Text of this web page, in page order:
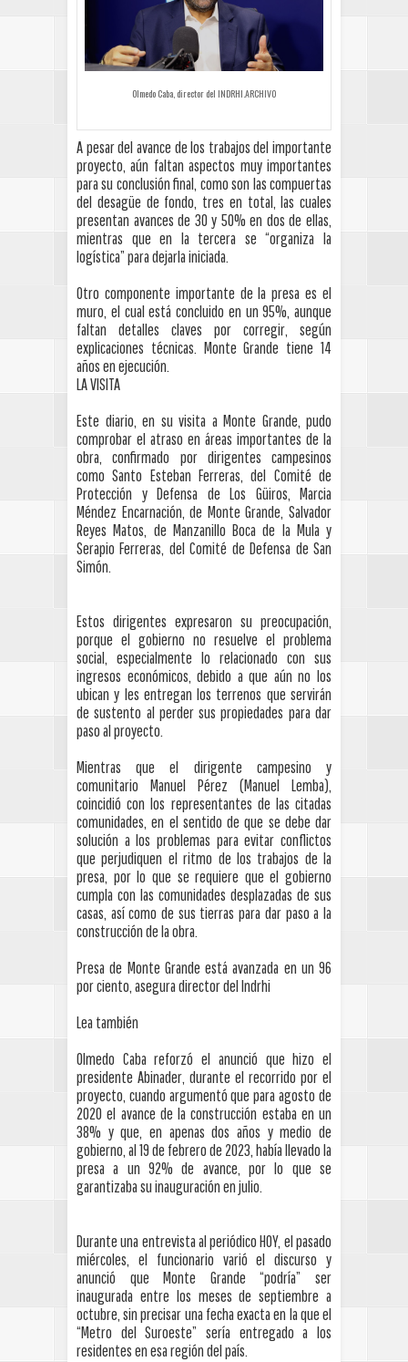
Olmedo Caba, director del INDRHI.ARCHIVO
A pesar del avance de los trabajos del importante
proyecto, aún faltan aspectos muy importantes
para su conclusión final, como son las compuertas
del desagüe de fondo, tres en total, las cuales
presentan avances de 30 y 50% en dos de ellas,
mientras que en la tercera se “organiza la
logística” para dejarla iniciada.
Otro componente importante de la presa es el
muro, el cual está concluido en un 95%, aunque
faltan detalles claves por corregir, según
explicaciones técnicas. Monte Grande tiene 14
años en ejecución.
LA VISITA
Este diario, en su visita a Monte Grande, pudo
comprobar el atraso en áreas importantes de la
obra, confirmado por dirigentes campesinos
como Santo Esteban Ferreras, del Comité de
Protección y Defensa de Los Güiros, Marcia
Méndez Encarnación, de Monte Grande, Salvador
Reyes Matos, de Manzanillo Boca de la Mula y
Serapio Ferreras, del Comité de Defensa de San
Simón.
Estos dirigentes expresaron su preocupación,
porque el gobierno no resuelve el problema
social, especialmente lo relacionado con sus
ingresos económicos, debido a que aún no los
ubican y les entregan los terrenos que servirán
de sustento al perder sus propiedades para dar
paso al proyecto.
Mientras que el dirigente campesino y
comunitario Manuel Pérez (Manuel Lemba),
coincidió con los representantes de las citadas
comunidades, en el sentido de que se debe dar
solución a los problemas para evitar conflictos
que perjudiquen el ritmo de los trabajos de la
presa, por lo que se requiere que el gobierno
cumpla con las comunidades desplazadas de sus
casas, así como de sus tierras para dar paso a la
construcción de la obra.
Presa de Monte Grande está avanzada en un 96
por ciento, asegura director del Indrhi
Lea también
Olmedo Caba reforzó el anunció que hizo el
presidente Abinader, durante el recorrido por el
proyecto, cuando argumentó que para agosto de
2020 el avance de la construcción estaba en un
38% y que, en apenas dos años y medio de
gobierno, al 19 de febrero de 2023, había llevado la
presa a un 92% de avance, por lo que se
garantizaba su inauguración en julio.
Durante una entrevista al periódico HOY, el pasado
miércoles, el funcionario varió el discurso y
anunció que Monte Grande “podría” ser
inaugurada entre los meses de septiembre a
octubre, sin precisar una fecha exacta en la que el
“Metro del Suroeste” sería entregado a los
residentes en esa región del país.